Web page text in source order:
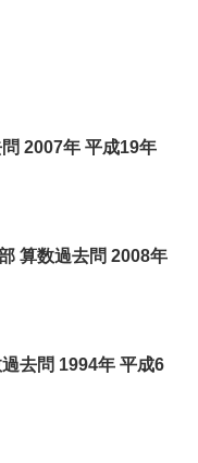
2007年 平成19年
算数過去問 2008年
去問 1994年 平成6